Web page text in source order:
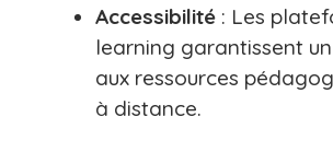
Accessibilité : Les
learning garantissent
aux ressources
à distance.